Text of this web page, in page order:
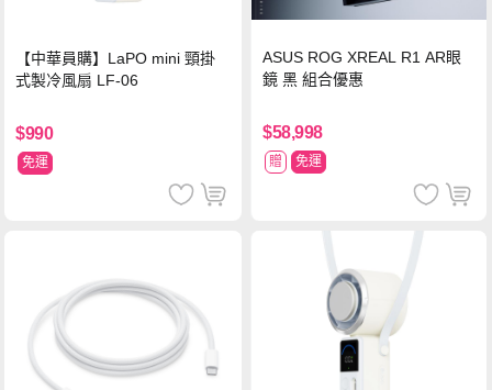
【中華員購】LaPO mini 頸掛
式製冷風扇 LF-06
$990
免運
ASUS ROG XREAL R1 AR眼
鏡 黑 組合優惠
$58,998
贈 免運